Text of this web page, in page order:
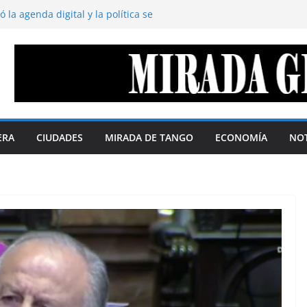
la agenda digital y la política se
territorio define el margen de soberanía
soberanas. Por Telma Luzzani
CIUDADES MIRADA DE TANGO ECONOMÍA